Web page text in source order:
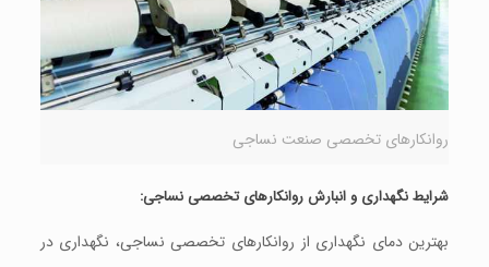
روانکارهای تخصصی صنعت نساجی
شرایطنگهداری و انبارش روانکارهای تخصصی نساجی:
بهترین دمای نگهداری از روانکارهای تخصصی نساجی، نگهداری در